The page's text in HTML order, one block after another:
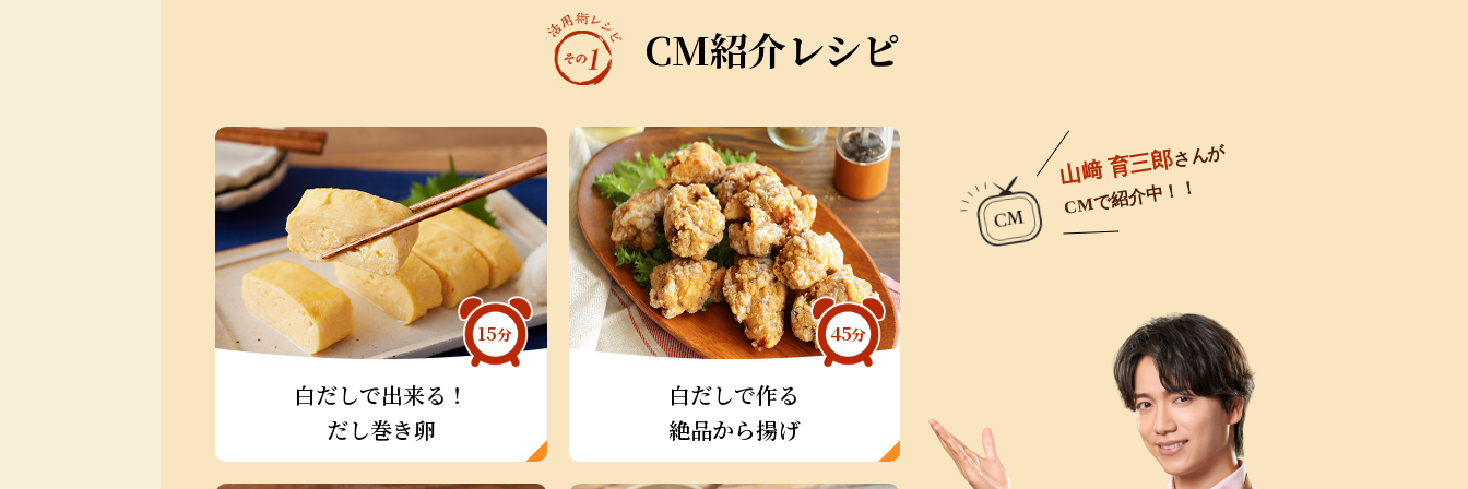
CM紹介レシピ
15分
白だしで出来る！
だし巻き卵
45分
白だしで作る
絶品から揚げ